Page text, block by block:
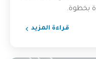
بخطوة.
قراءة المزيد